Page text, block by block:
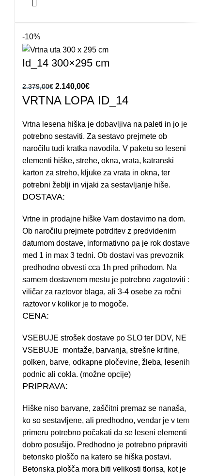
-10%
Id_14 300×295 cm
2.379,00€ Izvirna cena je bila: 2.379,00€.
2.140,00€
VRTNA LOPA ID_14
Vrtna lesena hiška je dobavljiva na paleti in jo je
potrebno sestaviti. Za sestavo prejmete ob
naročilu tudi kratka navodila. V paketu so leseni
elementi hiške, strehe, okna, vrata, katranski
karton za streho, kljuke za vrata in okna, ter
potrebni žeblji in vijaki za sestavljanje hiše.
DOSTAVA:
Vrtne in prodajne hiške Vam dostavimo na dom.
Ob naročilu prejmete potrditev z predvidenim
datumom dostave, informativno pa je rok dostave
med 1 in max 3 tedni. Ob dostavi vas prevoznik
predhodno obvesti cca 1h pred prihodom. Na
samem dostavnem mestu je potrebno zagotoviti :
viličar za raztovor blaga, ali 3-4 osebe za ročni
raztovor v kolikor je to mogoče.
CENA:
VSEBUJE strošek dostave po SLO ter DDV, NE
VSEBUJE montaže, barvanja, strešne kritine,
polken, barve, odkapne pločevine, žleba, lesenih
podnic ali cokla. (možne opcije)
PRIPRAVA:
Hiške niso barvane, zaščitni premaz se nanaša,
ko so sestavljene, ali predhodno, vendar je v tem
primeru potrebno počakati da se leseni elementi
dobro posušijo. Predhodno je potrebno pripraviti
betonsko ploščo na katero se hiška postavi.
Betonska plošča mora biti velikosti tlorisa, kot je